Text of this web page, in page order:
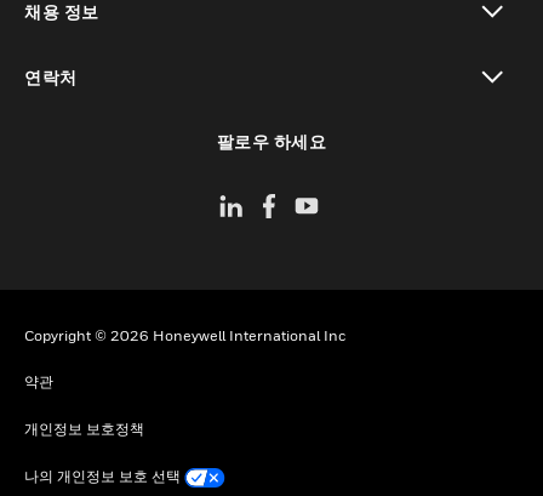
채용 정보
연락처
팔로우 하세요
Copyright © 2026 Honeywell International Inc
약관
개인정보 보호정책
나의 개인정보 보호 선택